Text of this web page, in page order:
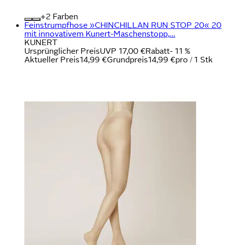
+
Farben
Feinstrumpfhose »CHINCHILLAN RUN STOP 20« 20
mit innovativem Kunert-Maschenstopp,...
KUNERT
Ursprünglicher PreisUVP 17,00 €Rabatt- 11 %
Aktueller Preis14,99 €Grundpreis14,99 €pro / 1 Stk